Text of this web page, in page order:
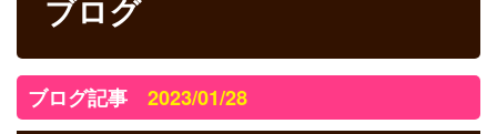
ブログ
ブログ記事 2023/01/28